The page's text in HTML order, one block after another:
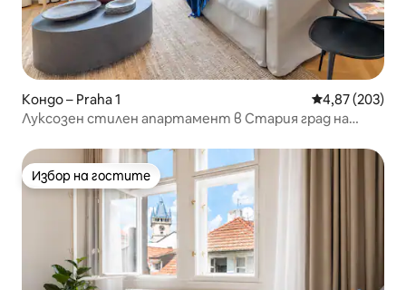
Кондо – Praha 1 Средна
4,87 (203)
Луксозен стилен апартамент в Стария град на
Избор на гостите
Избор на гостите